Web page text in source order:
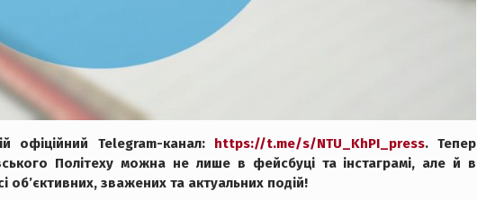
офіційний Telegram-канал: https://t.me/s/NTU_KhPI_press. Тепер
Політеху можна не лише в фейсбуці та інстаграмі, але й в
об’єктивних, зважених та актуальних подій!